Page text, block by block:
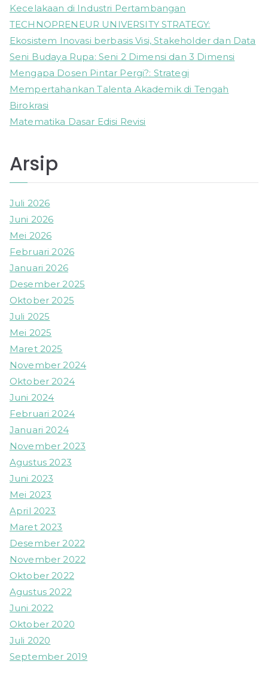
Kecelakaan di Industri Pertambangan
TECHNOPRENEUR UNIVERSITY STRATEGY:
Ekosistem Inovasi berbasis Visi, Stakeholder dan Data
Seni Budaya Rupa: Seni 2 Dimensi dan 3 Dimensi
Mengapa Dosen Pintar Pergi?: Strategi
Mempertahankan Talenta Akademik di Tengah
Birokrasi
Matematika Dasar Edisi Revisi
Arsip
Juli 2026
Juni 2026
Mei 2026
Februari 2026
Januari 2026
Desember 2025
Oktober 2025
Juli 2025
Mei 2025
Maret 2025
November 2024
Oktober 2024
Juni 2024
Februari 2024
Januari 2024
November 2023
Agustus 2023
Juni 2023
Mei 2023
April 2023
Maret 2023
Desember 2022
November 2022
Oktober 2022
Agustus 2022
Juni 2022
Oktober 2020
Juli 2020
September 2019